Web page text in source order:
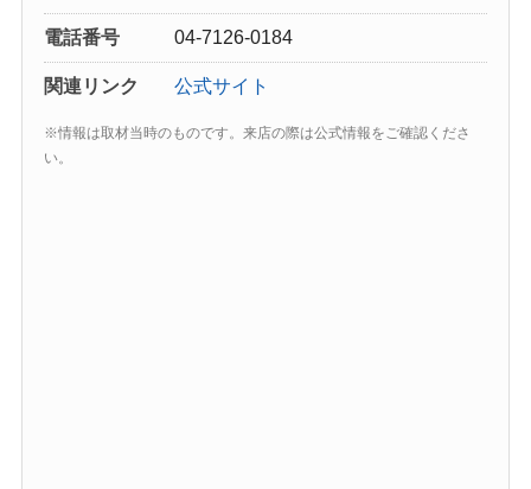
電話番号 04-7126-0184
関連リンク 公式サイト
※情報は取材当時のものです。来店の際は公式情報をご確認くださ
い。